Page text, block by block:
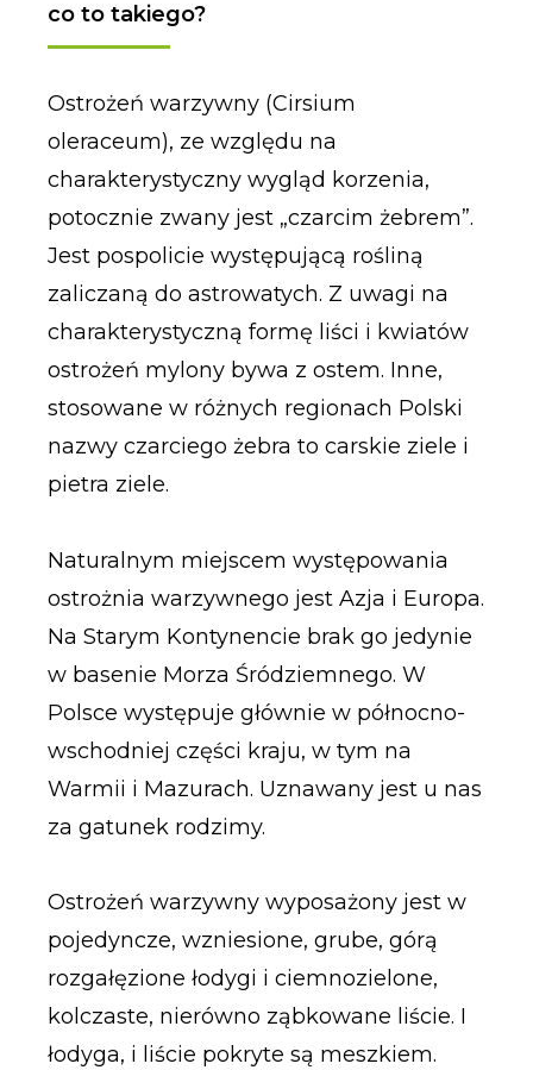
co to takiego?
Ostrożeń warzywny (Cirsium
oleraceum), ze względu na
charakterystyczny wygląd korzenia,
potocznie zwany jest „czarcim żebrem”.
Jest pospolicie występującą rośliną
zaliczaną do astrowatych. Z uwagi na
charakterystyczną formę liści i kwiatów
ostrożeń mylony bywa z ostem. Inne,
stosowane w różnych regionach Polski
nazwy czarciego żebra to carskie ziele i
pietra ziele.
Naturalnym miejscem występowania
ostrożnia warzywnego jest Azja i Europa.
Na Starym Kontynencie brak go jedynie
w basenie Morza Śródziemnego. W
Polsce występuje głównie w północno-
wschodniej części kraju, w tym na
Warmii i Mazurach. Uznawany jest u nas
za gatunek rodzimy.
Ostrożeń warzywny wyposażony jest w
pojedyncze, wzniesione, grube, górą
rozgałęzione łodygi i ciemnozielone,
kolczaste, nierówno ząbkowane liście. I
łodyga, i liście pokryte są meszkiem.